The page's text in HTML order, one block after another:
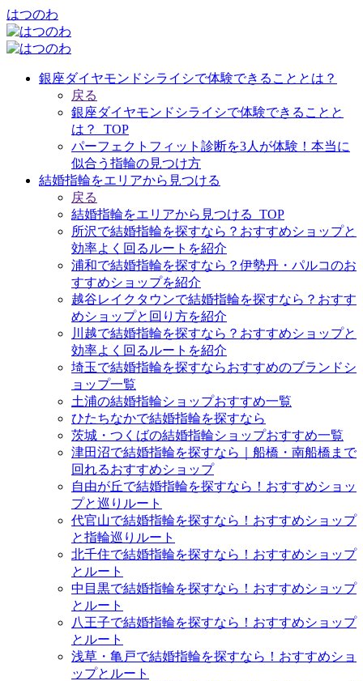
はつのわ
銀座ダイヤモンドシライシで体験できることとは？
戻る
銀座ダイヤモンドシライシで体験できることと
は？_TOP
パーフェクトフィット診断を3人が体験！本当に
似合う指輪の見つけ方
結婚指輪をエリアから見つける
戻る
結婚指輪をエリアから見つける_TOP
所沢で結婚指輪を探すなら？おすすめショップと
効率よく回るルートを紹介
浦和で結婚指輪を探すなら？伊勢丹・パルコのお
すすめショップを紹介
越谷レイクタウンで結婚指輪を探すなら？おすす
めショップと回り方を紹介
川越で結婚指輪を探すなら？おすすめショップと
効率よく回るルートを紹介
埼玉で結婚指輪を探すならおすすめのブランドシ
ョップ一覧
土浦の結婚指輪ショップおすすめ一覧
ひたちなかで結婚指輪を探すなら
茨城・つくばの結婚指輪ショップおすすめ一覧
津田沼で結婚指輪を探すなら｜船橋・南船橋まで
回れるおすすめショップ
自由が丘で結婚指輪を探すなら！おすすめショッ
プと巡りルート
代官山で結婚指輪を探すなら！おすすめショップ
と指輪巡りルート
北千住で結婚指輪を探すなら！おすすめショップ
とルート
中目黒で結婚指輪を探すなら！おすすめショップ
とルート
八王子で結婚指輪を探すなら！おすすめショップ
とルート
浅草・亀戸で結婚指輪を探すなら！おすすめショ
ップとルート